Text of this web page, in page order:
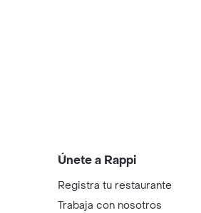
Únete a Rappi
Registra tu restaurante
Trabaja con nosotros